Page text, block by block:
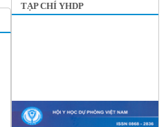
TẠP CHÍ YHDP